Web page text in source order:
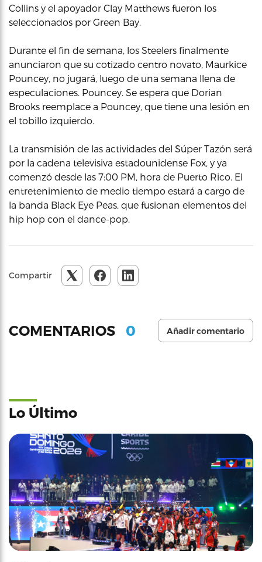
Collins y el apoyador Clay Matthews fueron los
seleccionados por Green Bay.
Durante el fin de semana, los Steelers finalmente
anunciaron que su cotizado centro novato, Maurkice
Pouncey, no jugará, luego de una semana llena de
especulaciones. Pouncey. Se espera que Dorian
Brooks reemplace a Pouncey, que tiene una lesión en
el tobillo izquierdo.
La transmisión de las actividades del Súper Tazón será
por la cadena televisiva estadounidense Fox, y ya
comenzó desde las 7:00 PM, hora de Puerto Rico. El
entretenimiento de medio tiempo estará a cargo de
la banda Black Eye Peas, que fusionan elementos del
hip hop con el dance-pop.
Compartir
COMENTARIOS 0 Añadir comentario
Lo Último